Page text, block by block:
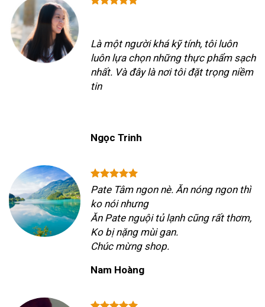
Là một người khá kỹ tính, tôi luôn
luôn lựa chọn những thực phẩm sạch
nhất. Và đây là nơi tôi đặt trọng niềm
tin
Ngọc Trinh
Pate Tâm ngon nè. Ăn nóng ngon thì
ko nói nhưng
Ăn Pate nguội tủ lạnh cũng rất thơm,
Ko bị nặng mùi gan.
Chúc mừng shop.
Nam Hoàng